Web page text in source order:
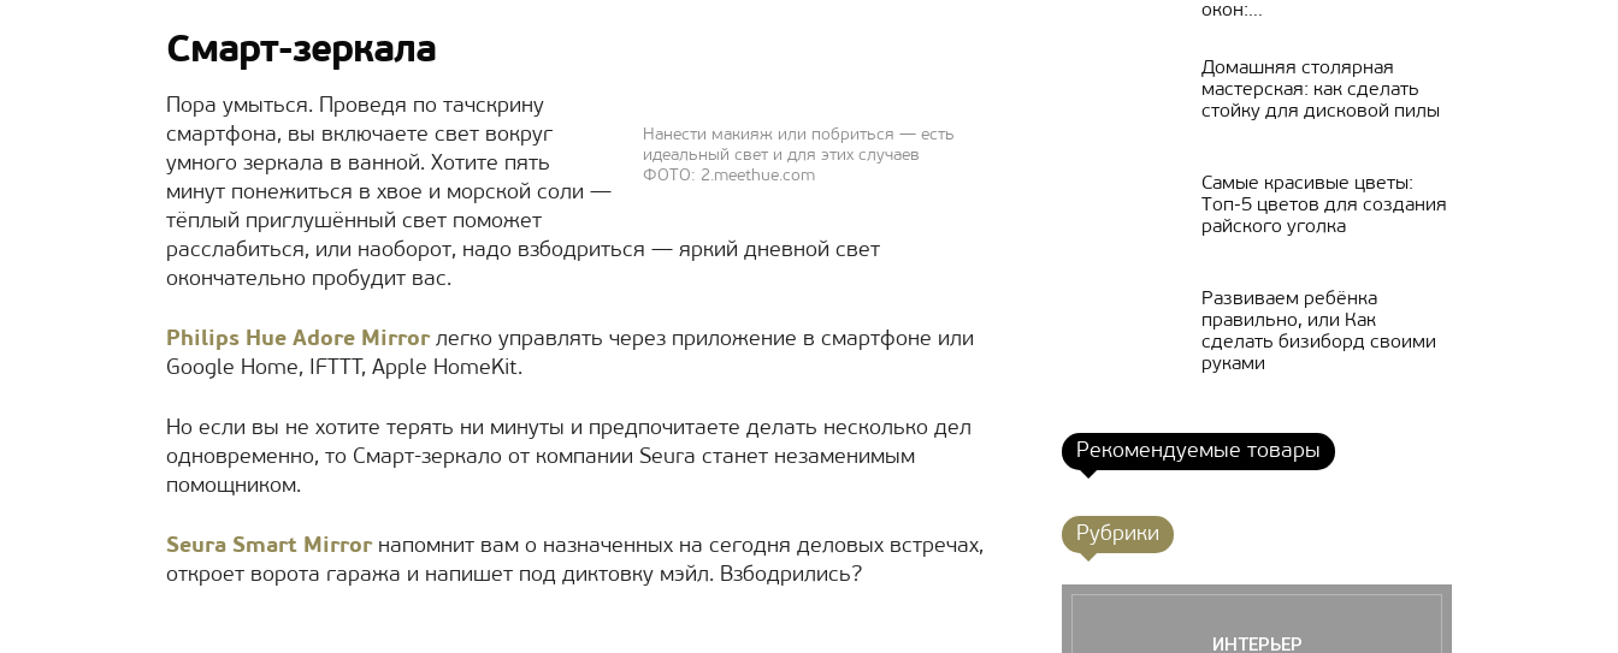
Нанести макияж или побриться ― есть
идеальный свет и для этих случаев
ФОТО: 2.meethue.com
Смарт-зеркала
Пора умыться. Проведя по тачскрину
смартфона, вы включаете свет вокруг
умного зеркала в ванной. Хотите пять
минут понежиться в хвое и морской соли ―
тёплый приглушённый свет поможет
расслабиться, или наоборот, надо взбодриться ― яркий дневной свет
окончательно пробудит вас.
Philips Hue Adore Mirrorлегко управлять через приложение в смартфоне или
Google Home, IFTTT, Apple HomeKit.
Но если вы не хотите терять ни минуты и предпочитаете делать несколько дел
одновременно, то Смарт-зеркало от компании Seura станет незаменимым
помощником.
Seura Smart Mirrorнапомнит вам о назначенных на сегодня деловых встречах,
откроет ворота гаража и напишет под диктовку мэйл. Взбодрились?
окон:...
Домашняя столярная
мастерская: как сделать
стойку для дисковой пилы
Самые красивые цветы:
Топ-5 цветов для создания
райского уголка
Развиваем ребёнка
правильно, или Как
сделать бизиборд своими
руками
Рекомендуемые товары
Рубрики
ИНТЕРЬЕР